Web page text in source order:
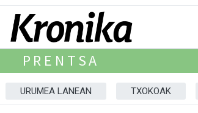
PRENTSA
URUMEA LANEAN TXOKOAK